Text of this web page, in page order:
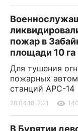
пожар в
площади 10 га
Для тушения
пожарных
станций АРС-14
28.04.18, 2:21
В Бурятии